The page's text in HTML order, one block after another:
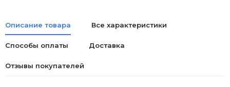
Описание товара Все характеристики
Способы оплаты Доставка
Отзывы покупателей